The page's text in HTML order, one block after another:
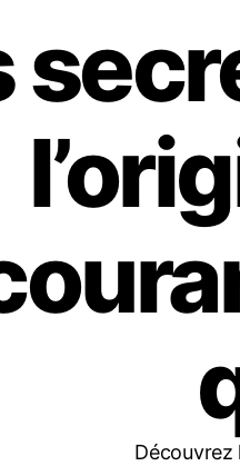
Découvrez